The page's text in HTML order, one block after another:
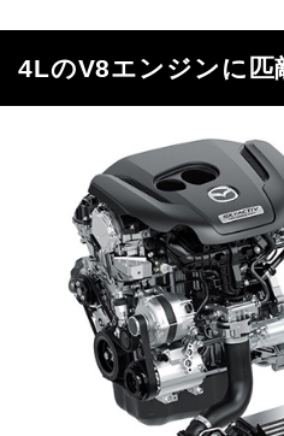
4LのV8エンジンに匹